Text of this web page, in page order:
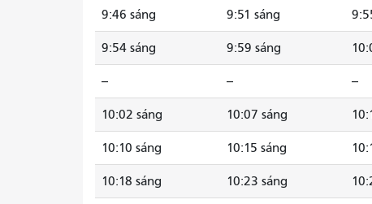
9:46 sáng 9:51 sáng
9:54 sáng 9:59 sáng
-- -- --
10:02 sáng 10:07 sáng
10:10 sáng 10:15 sáng
10:18 sáng 10:23 sáng